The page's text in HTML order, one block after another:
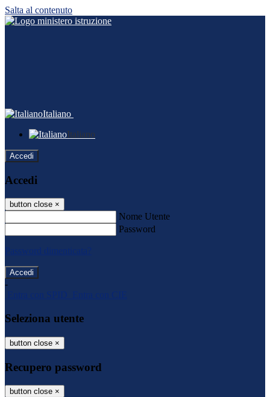
Salta al contenuto
Italiano
Italiano
Accedi
Accedi
button close ×
Nome Utente
Password
Password dimenticata?
-
Entra con SPID
Entra con CIE
Seleziona utente
button close ×
Recupero password
button close ×